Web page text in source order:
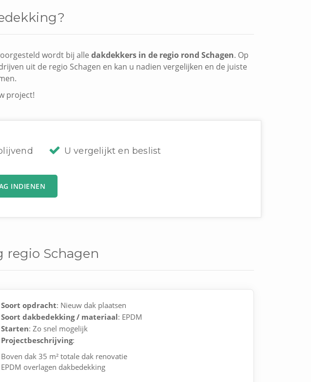
wordt bij alle dakdekkers in de regio rond Schagen. Op
uit de regio Schagen en kan u nadien vergelijken en de juiste
project!
U vergelijkt en beslist
INDIENEN
regio Schagen
Soort opdracht: Nieuw dak plaatsen
Soort dakbedekking / materiaal: EPDM
Starten: Zo snel mogelijk
Projectbeschrijving:
Boven dak 35 m² totale dak renovatie
EPDM overlagen dakbedekking